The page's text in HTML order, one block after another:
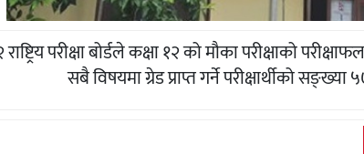
परीक्षा बोर्डले कक्षा १२ को मौका परीक्षाको
सबै विषयमा ग्रेड प्राप्त गर्ने परीक्षार्थीको